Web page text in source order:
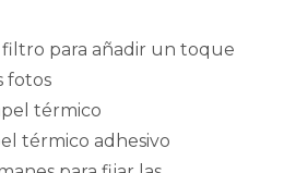
filtro para añadir un toque
fotos
térmico
térmico adhesivo